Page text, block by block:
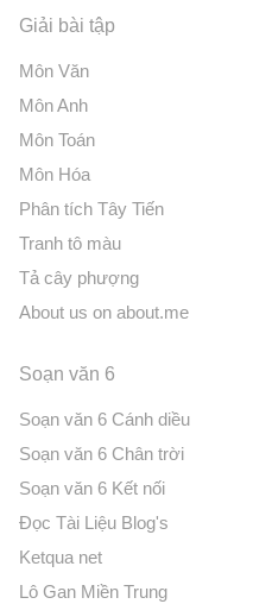
Giải bài tập
Môn Văn
Môn Anh
Môn Toán
Môn Hóa
Phân tích Tây Tiến
Tranh tô màu
Tả cây phượng
About us on about.me
Soạn văn 6
Soạn văn 6 Cánh diều
Soạn văn 6 Chân trời
Soạn văn 6 Kết nối
Đọc Tài Liệu Blog's
Ketqua net
Lô Gan Miền Trung